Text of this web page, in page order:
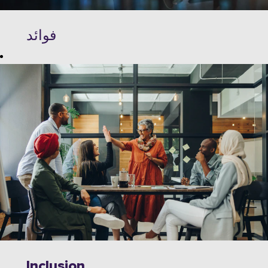
فوائد
استكشف فرصا
غير محدودة
للنمو والابتكار
والتعاون مع رواد
الصناعة في
التقنيات
المتطورة. توفر
Wipro بيئة عمل
ديناميكية تعزز
التعلم المستمر
والابتكار والالتزام
بالعدالة. مع مزايا